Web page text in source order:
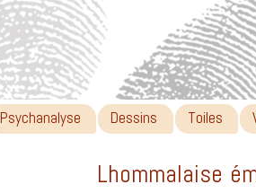
Psychanalyse Dessins Toiles
Lhommalaise